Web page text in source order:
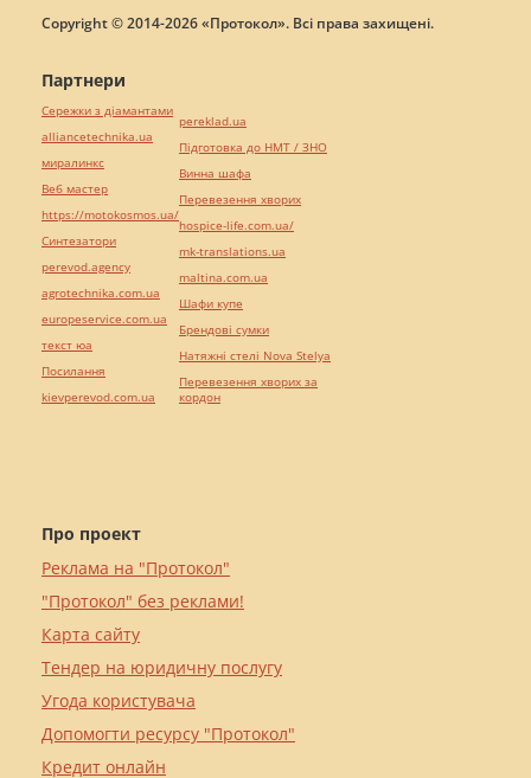
Copyright © 2014-2026 «Протокол». Всі права захищені.
Про проект
Реклама на "Протокол"
"Протокол" без реклами!
Карта сайту
Тендер на юридичну послугу
Угода користувача
Допомогти ресурсу "Протокол"
Кредит онлайн
Партнери
Сережки з діамантами
alliancetechnika.ua
миралинкс
Веб мастер
https://motokosmos.ua/
Синтезатори
perevod.agency
agrotechnika.com.ua
europeservice.com.ua
текст юа
Посилання
kievperevod.com.ua
pereklad.ua
Підготовка до НМТ / ЗНО
Винна шафа
Перевезення хворих
hospice-life.com.ua/
mk-translations.ua
maltina.com.ua
Шафи купе
Брендові сумки
Натяжні стелі Nova Stelya
Перевезення хворих за
кордон